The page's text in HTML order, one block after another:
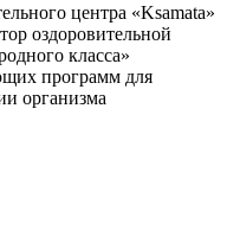
центра «Ksamata»
оздоровительной
класса»
программ для
организма